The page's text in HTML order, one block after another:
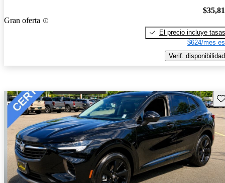
Gran oferta
El precio incluye tasas
$624/mes
Verif. disponibilidad